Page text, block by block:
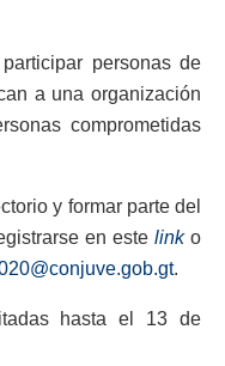
personas de
a una organización
comprometidas
y formar parte del
en estelink o
.
hasta el 13 de